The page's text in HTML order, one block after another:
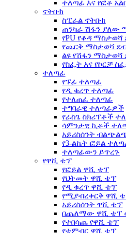
ተለጣፊ እና የፎቶ
ኖትቡክ
ስፒራል ኖትቡክ
ጠንካራ ሽፋን ያለው
የPU የቆዳ ማስታወሻ
የጨርቅ ማስታወሻ
ልዩ የሽፋን ማስታወሻ
የስፌት እና የኮርቻ
ተለጣፊ
የፑፊ ተለጣፊ
የዲ ቁረጥ ተለጣፊ
የተለጠፈ ተለጣፊ
ተግባራዊ ተለጣፊዎች
የራስጌ ስክሪፕቶች
ሳምንታዊ ኪቶች
አይሪስሰንት
የ3-ልኬት ፎይል
ተለጣፊውን ይጥረጉ
የዋሺ ቴፕ
የፎይል ዋሺ ቴፕ
የህትመት ዋሺ ቴፕ
የዲ ቁረጥ ዋሺ ቴፕ
የሚያብረቀርቅ ዋሺ
አይሪስሰንት ዋሺ ቴፕ
በጨለማው ዋሺ ቴፕ
የተበሳጨ የዋሺ ቴፕ
የቴምብር ዋሺ ቴፕ